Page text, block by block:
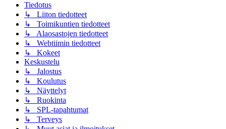
Tiedotus
↳ Liiton tiedotteet
↳ Toimikuntien tiedotteet
↳ Alaosastojen tiedotteet
↳ Webtiimin tiedotteet
↳ Kokeet
Keskustelu
↳ Jalostus
↳ Koulutus
↳ Näyttelyt
↳ Ruokinta
↳ SPL-tapahtumat
↳ Terveys